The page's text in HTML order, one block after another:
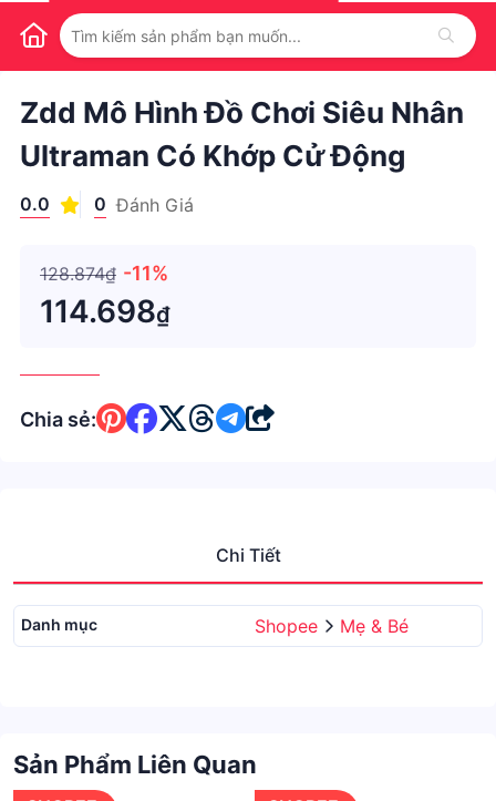
1 1
Zdd Mô Hình Đồ Chơi Siêu Nhân
Ultraman Có Khớp Cử Động
0.0 0 Đánh Giá
128.874₫ -11%
114.698₫
Chia sẻ:
Chi Tiết
Danh mục Shopee Mẹ & Bé
Sản Phẩm Liên Quan